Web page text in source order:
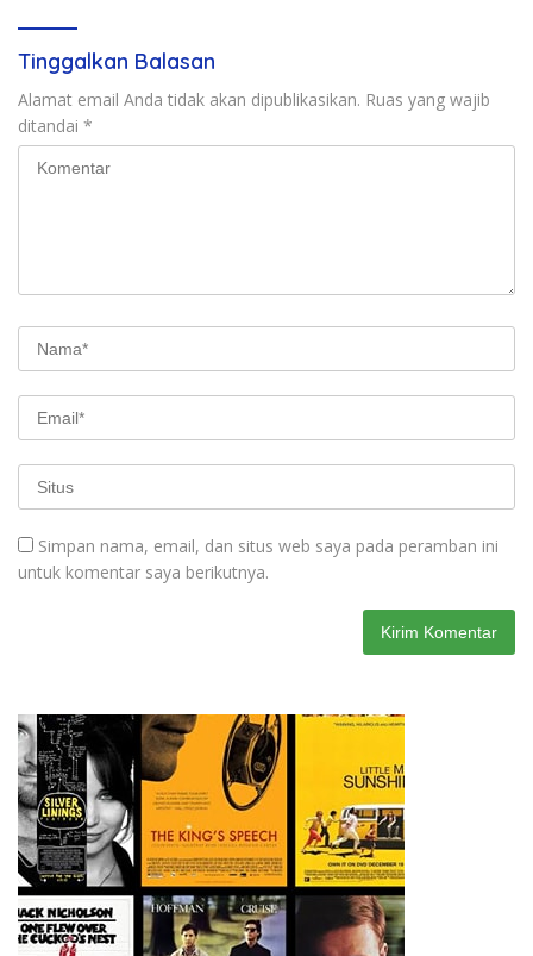
Tinggalkan Balasan
Alamat email Anda tidak akan dipublikasikan. Ruas yang wajib
ditandai *
Simpan nama, email, dan situs web saya pada peramban ini
untuk komentar saya berikutnya.